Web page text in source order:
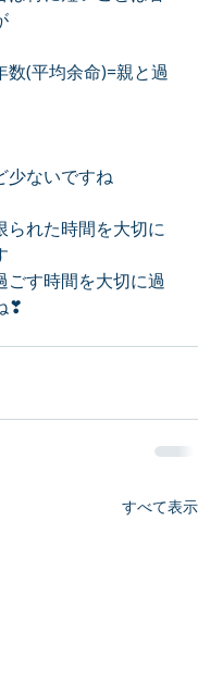
数(平均余命)=親と過
少ないですね
られた時間を大切に
ごす時間を大切に過
❣
すべて表示